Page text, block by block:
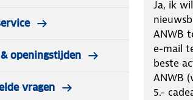
openingstijden
vragen
Ja, ik
ANWB
e-mail
beste
ANWB
5.-